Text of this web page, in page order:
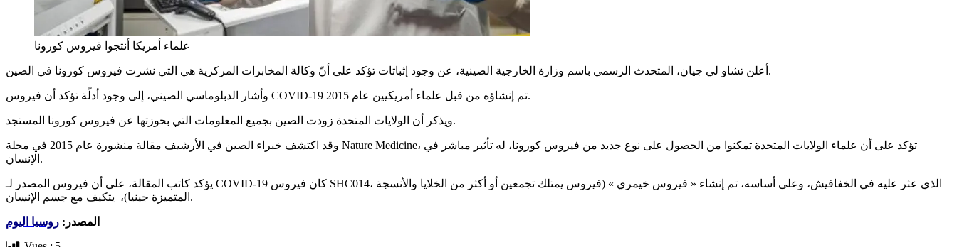
علماء أمريكا أنتجوا فيروس كورونا
أعلن تشاو لي جيان، المتحدث الرسمي باسم وزارة الخارجية الصينية، عن وجود إثباتات تؤكد على أنّ وكالة المخابرات المركزية هي التي نشرت فيروس كورونا في الصين.
وأشار الدبلوماسي الصيني، إلى وجود أدلّة تؤكد أن فيروس COVID-19 تم إنشاؤه من قبل علماء أمريكيين عام 2015.
ويذكر أن الولايات المتحدة زودت الصين بجميع المعلومات التي بحوزتها عن فيروس كورونا المستجد.
وقد اكتشف خبراء الصين في الأرشيف مقالة منشورة عام 2015 في مجلة Nature Medicine، تؤكد على أن علماء الولايات المتحدة تمكنوا من الحصول على نوع جديد من فيروس كورونا، له تأثير مباشر في
الإنسان.
يؤكد كاتب المقالة، على أن فيروس المصدر لـ COVID-19 كان فيروس SHC014، الذي عثر عليه في الخفافيش، وعلى أساسه، تم إنشاء « فيروس خيمري » (فيروس يمتلك تجمعين أو أكثر من الخلايا والأنسجة
المتميزة جينيا)، يتكيف مع جسم الإنسان.
المصدر: روسيا اليوم